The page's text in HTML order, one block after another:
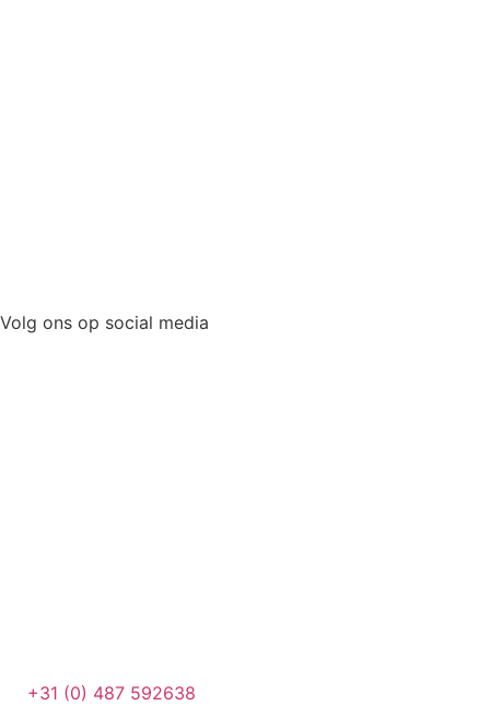
Volg ons op social media
+31 (0) 487 592638